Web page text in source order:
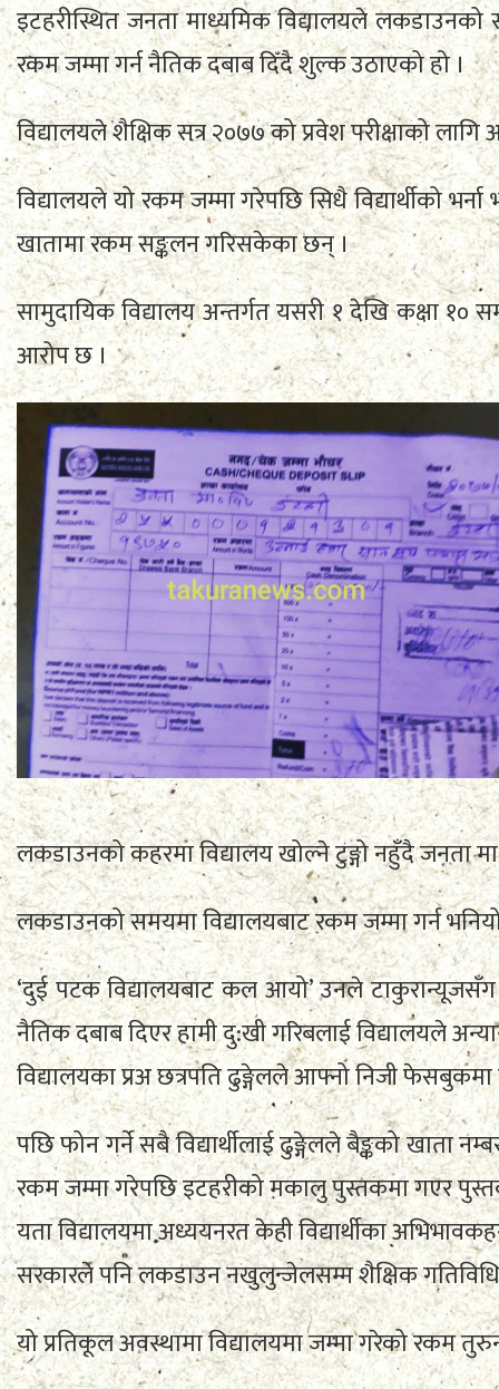
इटहरीस्थित जनता माध्यमिक विद्यालयले लकडाउनको
रकम जम्मा गर्न नैतिक दबाब दिँदै शुल्क उठाएको हो ।
विद्यालयले शैक्षिक सत्र २०७७ को प्रवेश परीक्षाको
विद्यालयले यो रकम जम्मा गरेपछि सिधै विद्यार्थीको
खातामा रकम सङ्कलन गरिसकेका छन् ।
सामुदायिक विद्यालय अन्तर्गत यसरी १ देखि कक्षा १०
आरोप छ ।
लकडाउनको कहरमा विद्यालय खोल्ने टुङ्गो नहुँदै जनता
लकडाउनको समयमा विद्यालयबाट रकम जम्मा गर्न
‘दुई पटक विद्यालयबाट कल आयो’ उनले टाकुरान्यूजसँग
नैतिक दबाब दिएर हामी दु:खी गरिबलाई विद्यालयले
विद्यालयका प्रअ छत्रपति ढुङ्गेलले आफ्नो निजी
पछि फोन गर्ने सबै विद्यार्थीलाई ढुङ्गेलले बैङ्कको
रकम जम्मा गरेपछि इटहरीको मकालु पुस्तकमा गएर
यता विद्यालयमा अध्ययनरत केही विद्यार्थीका
सरकारले पनि लकडाउन नखुलुन्जेलसम्म शैक्षिक गतिविधि
यो प्रतिकूल अवस्थामा विद्यालयमा जम्मा गरेको रकम